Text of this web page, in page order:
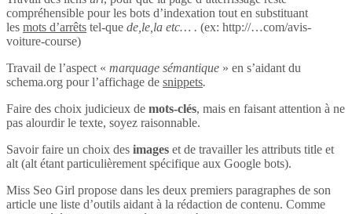
compréhensible pour les bots d’indexation tout en substituant
les mots d’arrêts tel-que de,le,la etc… . (ex: http://…com/avis-
voiture-course)
Travail de l’aspect « marquage sémantique » en s’aidant du
schema.org pour l’affichage de snippets.
Faire des choix judicieux de mots-clés, mais en faisant attention à ne
pas alourdir le texte, soyez raisonnable.
Savoir faire un choix des images et de travailler les attributs title et
alt (alt étant particulièrement spécifique aux Google bots).
Miss Seo Girl propose dans les deux premiers paragraphes de son
article une liste d’outils aidant à la rédaction de contenu. Comme